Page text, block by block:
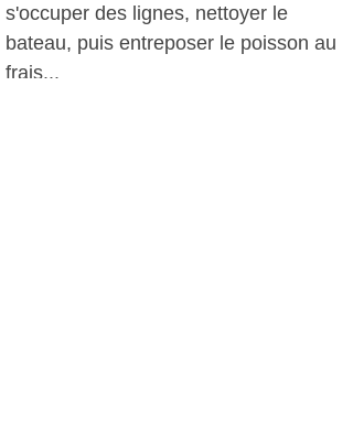
s'occuper des lignes, nettoyer le
bateau, puis entreposer le poisson au
frais...